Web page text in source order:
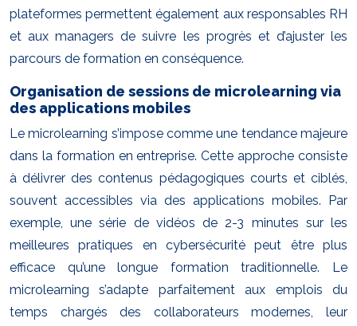
plateformes permettent également aux responsables RH
et aux managers de suivre les progrès et d’ajuster les
parcours de formation en conséquence.
Organisation de sessions de microlearning via
des applications mobiles
Le microlearning s’impose comme une tendance majeure
dans la formation en entreprise. Cette approche consiste
à délivrer des contenus pédagogiques courts et ciblés,
souvent accessibles via des applications mobiles. Par
exemple, une série de vidéos de 2-3 minutes sur les
meilleures pratiques en cybersécurité peut être plus
efficace qu’une longue formation traditionnelle. Le
microlearning s’adapte parfaitement aux emplois du
temps chargés des collaborateurs modernes, leur